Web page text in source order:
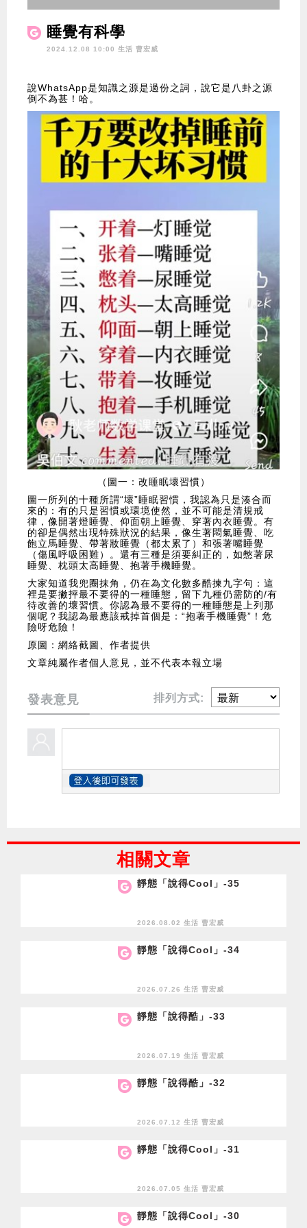
睡覺有科學
2024.12.08 10:00 生活 曹宏威
說WhatsApp是知識之源是過份之詞，說它是八卦之源
倒不為甚！哈。
（圖一：改睡眠壞習慣）
圖一所列的十種所謂“壞”睡眠習慣，我認為只是湊合而
來的：有的只是習慣或環境使然，並不可能是清規戒
律，像開著燈睡覺、仰面朝上睡覺、穿著內衣睡覺。有
的卻是偶然出現特殊狀況的結果，像生著悶氣睡覺、吃
飽立馬睡覺、帶著妝睡覺（都太累了）和張著嘴睡覺
（傷風呼吸困難）。還有三種是須要糾正的，如憋著尿
睡覺、枕頭太高睡覺、抱著手機睡覺。
大家知道我兜圈抹角，仍在為文化數多酷揀九字句：這
裡是要撇抨最不要得的一種睡態，留下九種仍需防的/有
待改善的壞習慣。你認為最不要得的一種睡態是上列那
個呢？我認為最應該戒掉首個是：“抱著手機睡覺”！危
險呀危險！
原圖：網絡截圖、作者提供
文章純屬作者個人意見，並不代表本報立場
發表意見 排列方式:
相關文章
靜態「說得Cool」-35
2026.08.02 生活 曹宏威
靜態「說得Cool」-34
2026.07.26 生活 曹宏威
靜態「說得酷」-33
2026.07.19 生活 曹宏威
靜態「說得酷」-32
2026.07.12 生活 曹宏威
靜態「說得Cool」-31
2026.07.05 生活 曹宏威
靜態「說得Cool」-30